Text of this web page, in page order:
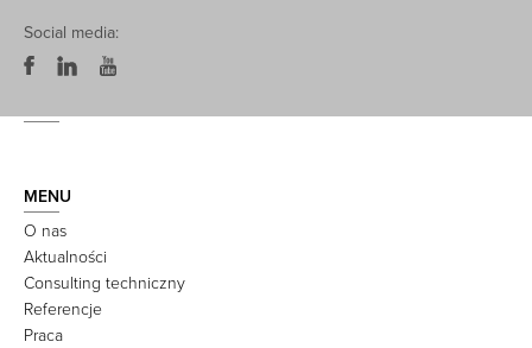
Social media:
MENU
O nas
Aktualności
Consulting techniczny
Referencje
Praca